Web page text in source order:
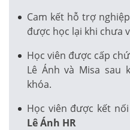
Cam kết hỗ trợ
được học lại khi chưa
Học viên được cấp
Lê Ánh và Misa sau
khóa.
Học viên được kết
Lê Ánh HR